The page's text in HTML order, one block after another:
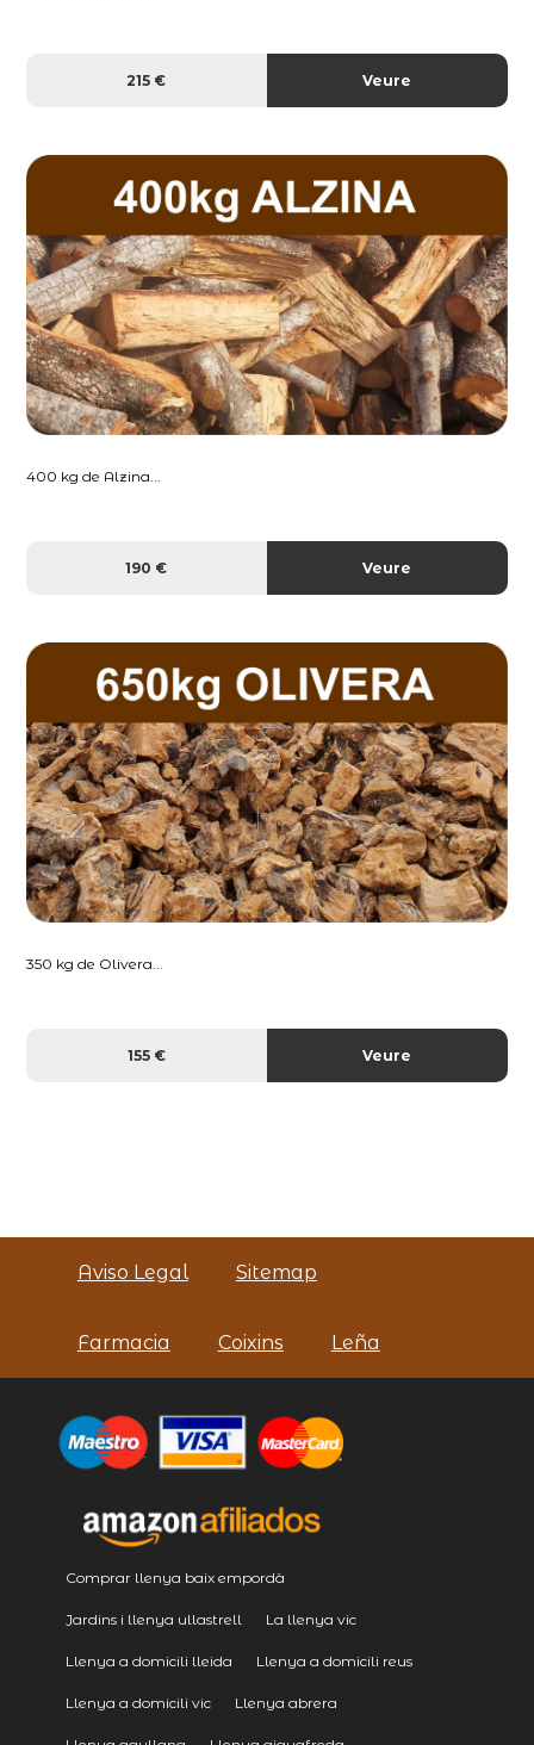
215 € Veure
400 kg de Alzina...
190 € Veure
350 kg de Olivera...
155 € Veure
Aviso Legal Sitemap
Farmacia Coixins Leña
Comprar llenya baix empordà
Jardins i llenya ullastrell La llenya vic
Llenya a domicili lleida Llenya a domicili reus
Llenya a domicili vic Llenya abrera